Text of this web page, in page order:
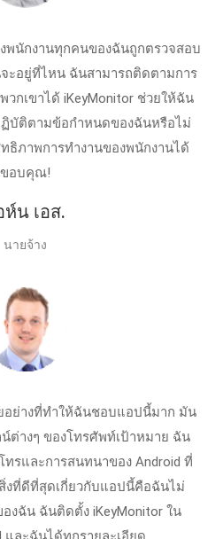
พนักงานทุกคนของฉันถูกตรวจสอบ
ะอยู่ที่ไหน ฉันสามารถติดตามการ
กเขาได้ iKeyMonitor ช่วยให้ฉัน
บัติตามข้อกำหนดของฉันหรือไม่
ธิภาพการทำงานของพนักงานได้
ขอบคุณ!
ห์น เอส.
นายจ้าง
อย่างที่ทำให้ฉันชอบแอปนี้มาก มัน
ต่างๆ ของโทรศัพท์เป้าหมาย ฉัน
ทรและการสนทนาของ Android ที่
งที่ดีที่สุดเกี่ยวกับแอปนี้คือฉันไม่
งฉัน ฉันติดตั้ง iKeyMonitor ใน